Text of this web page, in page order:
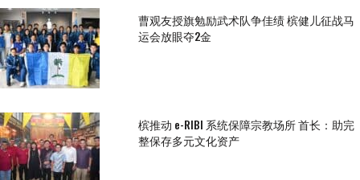
曹观友授旗勉励武术队争佳绩 槟健儿征战马
运会放眼夺2金
槟推动 e-RIBI 系统保障宗教场所 首长：助完
整保存多元文化资产